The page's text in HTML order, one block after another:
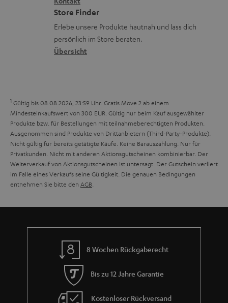
e
r
s
a
z
u
r
G
n
t
i
e
i
k
o
n
t
d
a
t
Store Finder
Erlebe unsere Produkte hautnah und lass dich
persönlich im Store beraten.
Übersicht
1 Gültig bis 08.08.2026, 23:59 Uhr. Gratis Move 2 ab einem
Mindesteinkaufswert von 300 EUR. Gültig nur beim Kauf ausgewählter
Produkte bzw. für Bestellungen mit teilnahmeberechtigten Produkten.
Ausgenommen sind Produkte von Drittanbietern (Third-Party-Produkte).
Nicht gültig für bereits getätigte Käufe. Keine Barauszahlung. Nur für
Privatkunden. Nicht mit anderen Aktionsgutscheinen kombinierbar. Der
Weiterverkauf von Aktionsgutscheinen ist untersagt. Der Gutschein verliert
im Falle eines Verkaufs seine Gültigkeit. Die genauen Bedingungen
entnehmen Sie bitte den AGB.
8 Wochen Rückgaberecht
Bis zu 12 Jahre Garantie
Kostenloser Rückversand